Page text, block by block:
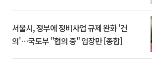
서울시, 정부에 정비사업 규제 완화 '건
의'⋯국토부 "협의 중" 입장만 [종합]